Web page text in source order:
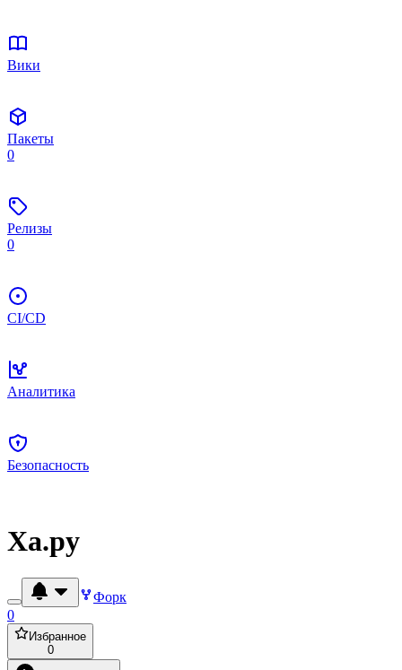
Вики
Пакеты
0
Релизы
0
CI/CD
Аналитика
Безопасность
Xa.py
Форк
0
Избранное
0